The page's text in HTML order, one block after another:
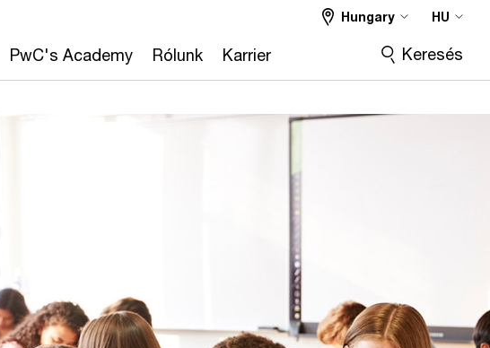
PwC's Academy Rólunk Karrier
Hungary HU
Keresés